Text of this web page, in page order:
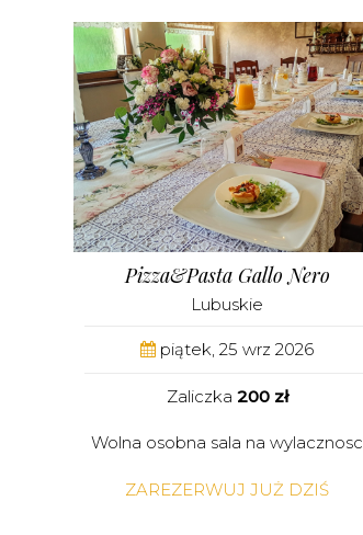
Pizza&Pasta Gallo Nero
Lubuskie
piątek, 25 wrz 2026
Zaliczka 200 zł
Wolna osobna sala na wylacznosc
ZAREZERWUJ JUŻ DZIŚ